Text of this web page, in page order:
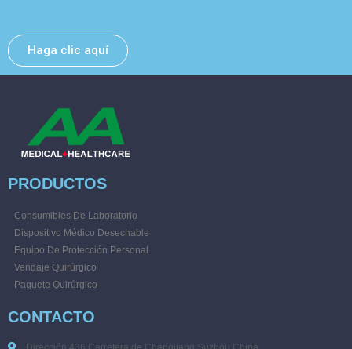
Haga clic aquí
PRODUCTOS
Consumibles De Laboratorio
Dispositivo Médico Desechable
Equipo De Protección Personal
Vendaje Quirúrgico
Paquete Quirúrgico
CONTACTO